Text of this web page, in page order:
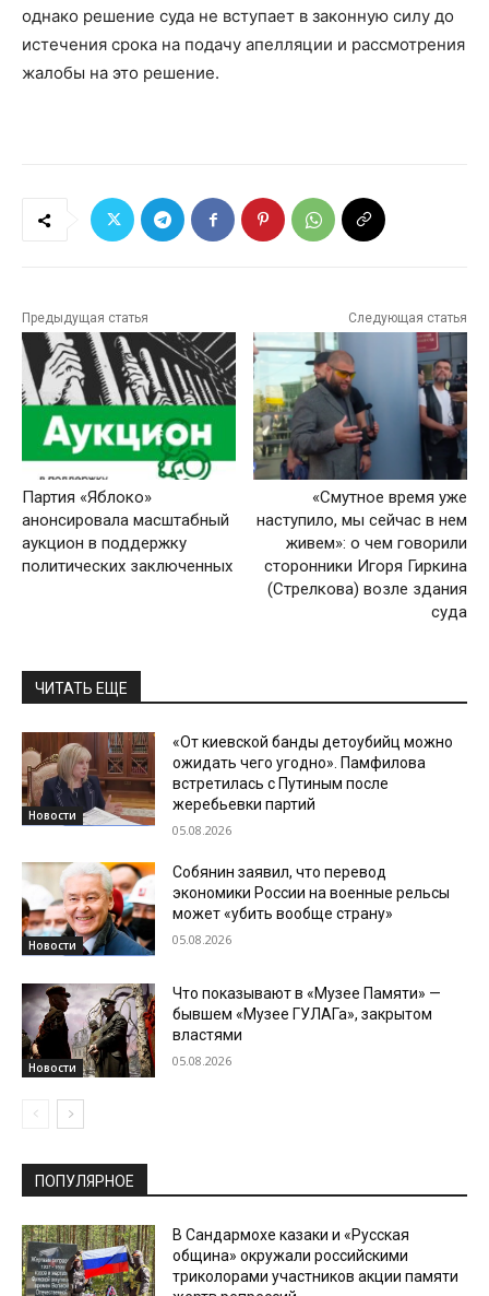
однако решение суда не вступает в законную силу до
истечения срока на подачу апелляции и рассмотрения
жалобы на это решение.
Предыдущая статья
Партия «Яблоко»
анонсировала масштабный
аукцион в поддержку
политических заключенных
Следующая статья
«Смутное время уже
наступило, мы сейчас в нем
живем»: о чем говорили
сторонники Игоря Гиркина
(Стрелкова) возле здания
суда
ЧИТАТЬ ЕЩЕ
Новости
«От киевской банды детоубийц можно
ожидать чего угодно». Памфилова
встретилась с Путиным после
жеребьевки партий
05.08.2026
Новости
Собянин заявил, что перевод
экономики России на военные рельсы
может «убить вообще страну»
05.08.2026
Новости
Что показывают в «Музее Памяти» —
бывшем «Музее ГУЛАГа», закрытом
властями
05.08.2026
ПОПУЛЯРНОЕ
В Сандармохе казаки и «Русская
община» окружали российскими
триколорами участников акции памяти